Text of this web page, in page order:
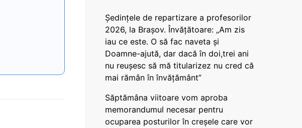
Ședințele de repartizare a profesorilor
2026, la Brașov. Învățătoare: „Am zis
iau ce este. O să fac naveta și
Doamne-ajută, dar dacă în doi,trei ani
nu reușesc să mă titularizez nu cred că
mai rămân în învățământ”
Săptămâna viitoare vom aproba
memorandumul necesar pentru
ocuparea posturilor în creșele care vor